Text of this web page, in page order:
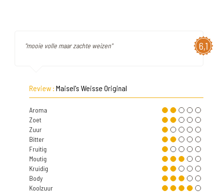
6,1
"mooie volle maar zachte weizen"
Review : Maisel's Weisse Original
Aroma
Zoet
Zuur
Bitter
Fruitig
Moutig
Kruidig
Body
Koolzuur